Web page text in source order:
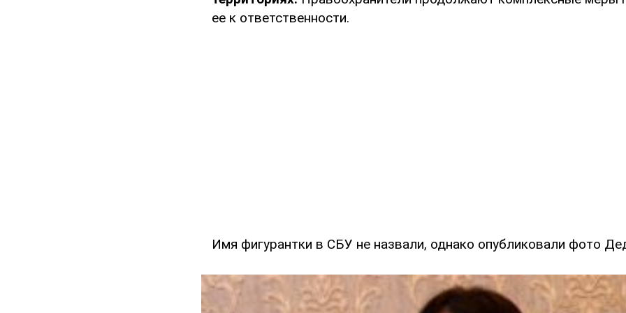
ее к ответственности.
Имя фигурантки в СБУ не назвали, однако опубликовали фото